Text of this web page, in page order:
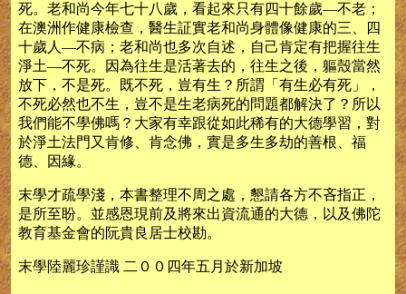
死。老和尚今年七十八歲，看起來只有四十餘歲—不老；
在澳洲作健康檢查，醫生証實老和尚身體像健康的三、四
十歲人—不病；老和尚也多次自述，自己肯定有把握往生
淨土—不死。因為往生是活著去的，往生之後，軀殼當然
放下，不是死。既不死，豈有生？所謂「有生必有死」，
不死必然也不生，豈不是生老病死的問題都解決了？所以
我們能不學佛嗎？大家有幸跟從如此稀有的大德學習，對
於淨土法門又肯修、肯念佛，實是多生多劫的善根、福
德、因緣。
末學才疏學淺，本書整理不周之處，懇請各方不吝指正，
是所至盼。並感恩現前及將來出資流通的大德，以及佛陀
教育基金會的阮貴良居士校勘。
末學陸麗珍謹識 二００四年五月於新加坡